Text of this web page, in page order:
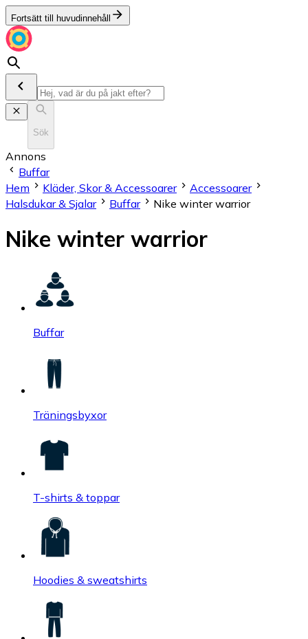
Fortsätt till huvudinnehåll
Sök
Annons
Buffar
Hem
Kläder, Skor & Accessoarer
Accessoarer
Halsdukar & Sjalar
Buffar Nike winter warrior
Nike winter warrior
Buffar
Träningsbyxor
T-shirts & toppar
Hoodies & sweatshirts